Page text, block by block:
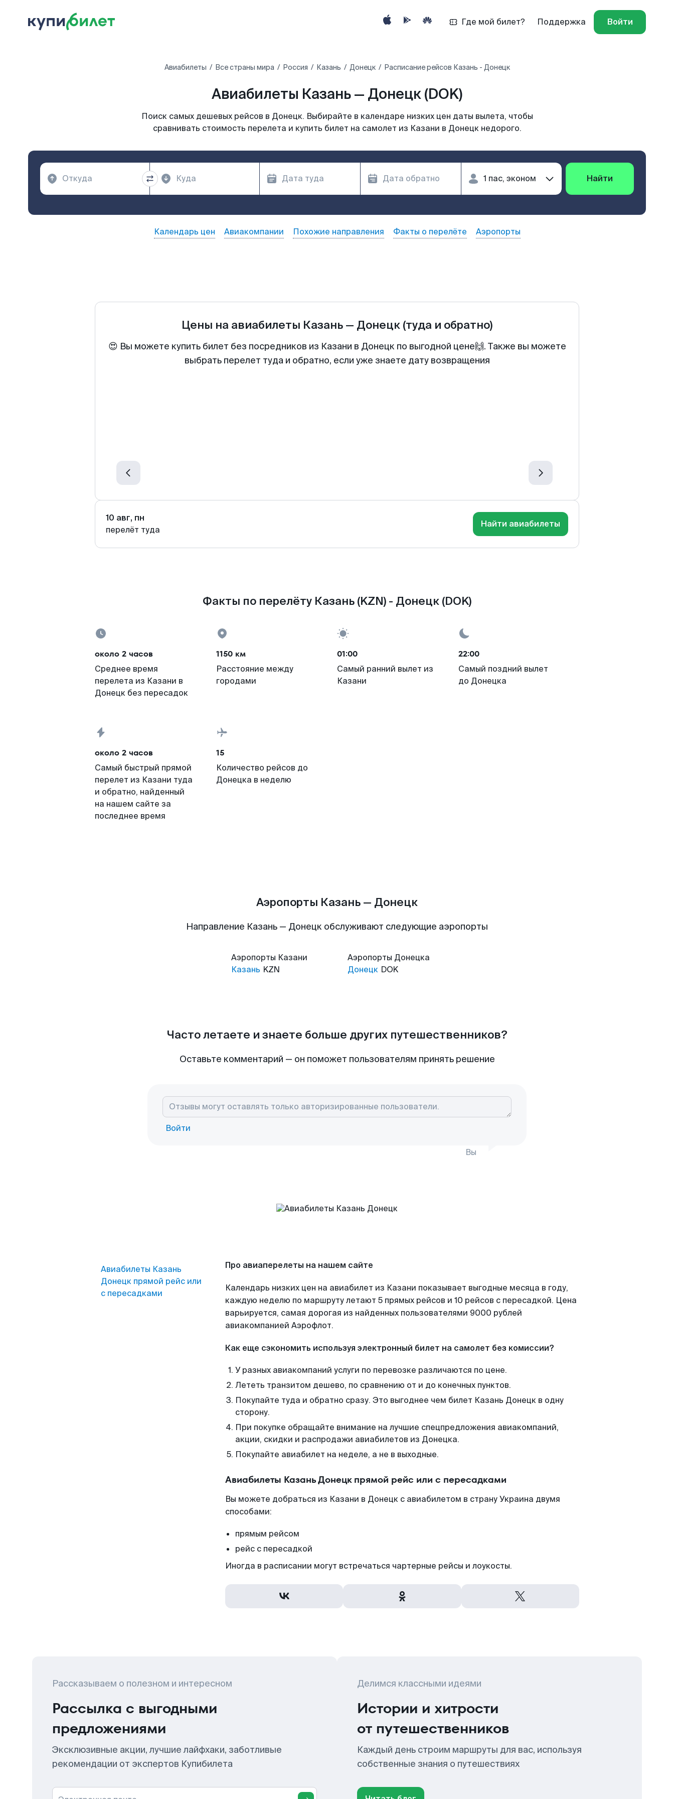
Где мой билет? Поддержка Войти
Авиабилеты Все страны мира Россия Казань Донецк Расписание рейсов Казань - Донецк
Авиабилеты Казань — Донецк (DOK)
Поиск самых дешевых рейсов в Донецк. Выбирайте в календаре низких цен даты вылета, чтобы
сравнивать стоимость перелета и купить билет на самолет из Казани в Донецк недорого.
Найти
Календарь цен Авиакомпании Похожие направления Факты о перелёте Аэропорты
Цены на авиабилеты Казань — Донецк (туда и обратно)
😍 Вы можете купить билет без посредников из Казани в Донецк по выгодной цене🙌. Также вы можете
выбрать перелет туда и обратно, если уже знаете дату возвращения
10 авг, пн
перелёт туда
Найти авиабилеты
Факты по перелёту Казань (KZN) - Донецк (DOK)
около 2 часов
Среднее время
перелета из Казани в
Донецк без пересадок
1150 км
Расстояние между
городами
01:00
Самый ранний вылет из
Казани
22:00
Самый поздний вылет
до Донецка
около 2 часов
Самый быстрый прямой
перелет из Казани туда
и обратно, найденный
на нашем сайте за
последнее время
15
Количество рейсов до
Донецка в неделю
Аэропорты Казань — Донецк
Направление Казань — Донецк обслуживают следующие аэропорты
Аэропорты Казани
Казань KZN
Аэропорты Донецка
Донецк DOK
Часто летаете и знаете больше других путешественников?
Оставьте комментарий — он поможет пользователям принять решение
Войти
Вы
Авиабилеты Казань
Донецк прямой рейс или
с пересадками
Про авиаперелеты на нашем сайте
Календарь низких цен на авиабилет из Казани показывает выгодные месяца в году,
каждую неделю по маршруту летают 5 прямых рейсов и 10 рейсов с пересадкой. Цена
варьируется, самая дорогая из найденных пользователями 9000 рублей
авиакомпанией Аэрофлот.
Как еще сэкономить используя электронный билет на самолет без комиссии?
У разных авиакомпаний услуги по перевозке различаются по цене.
Лететь транзитом дешево, по сравнению от и до конечных пунктов.
Покупайте туда и обратно сразу. Это выгоднее чем билет Казань Донецк в одну
сторону.
При покупке обращайте внимание на лучшие спецпредложения авиакомпаний,
акции, скидки и распродажи авиабилетов из Донецка.
Покупайте авиабилет на неделе, а не в выходные.
Авиабилеты Казань Донецк прямой рейс или с пересадками
Вы можете добраться из Казани в Донецк с авиабилетом в страну Украина двумя
способами:
прямым рейсом
рейс с пересадкой
Иногда в расписании могут встречаться чартерные рейсы и лоукосты.
Рассказываем о полезном и интересном
Рассылка с выгодными
предложениями
Эксклюзивные акции, лучшие лайфхаки, заботливые
рекомендации от экспертов Купибилета
Делимся классными идеями
Истории и хитрости
от путешественников
Каждый день строим маршруты для вас, используя
собственные знания о путешествиях